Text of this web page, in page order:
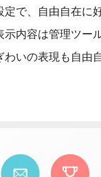
定で、自由自在に
示内容は管理ツー
わいの表現も自由